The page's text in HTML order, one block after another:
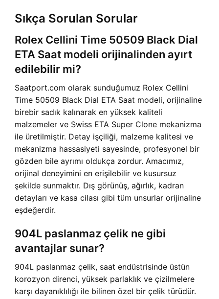
Sıkça Sorulan Sorular
Rolex Cellini Time 50509 Black Dial
ETA Saat modeli orijinalinden ayırt
edilebilir mi?
Saatport.com olarak sunduğumuz Rolex Cellini
Time 50509 Black Dial ETA Saat modeli, orijinaline
birebir sadık kalınarak en yüksek kaliteli
malzemeler ve Swiss ETA Super Clone mekanizma
ile üretilmiştir. Detay işçiliği, malzeme kalitesi ve
mekanizma hassasiyeti sayesinde, profesyonel bir
gözden bile ayrımı oldukça zordur. Amacımız,
orijinal deneyimini en erişilebilir ve kusursuz
şekilde sunmaktır. Dış görünüş, ağırlık, kadran
detayları ve kasa cilası gibi tüm unsurlar orijinaline
eşdeğerdir.
904L paslanmaz çelik ne gibi
avantajlar sunar?
904L paslanmaz çelik, saat endüstrisinde üstün
korozyon direnci, yüksek parlaklık ve çizilmelere
karşı dayanıklılığı ile bilinen özel bir çelik türüdür.